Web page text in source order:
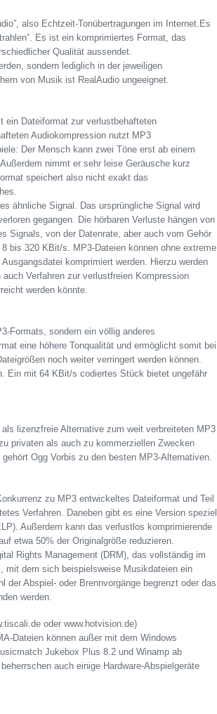
also Echtzeit-Tonübertragungen im Internet.Es
Es ist ein komprimiertes Format, das
Qualität aussendet.
sondern lediglich in der jeweiligen
von Musik ist RealAudio ungeeignet.
ein Dateiformat zur verlustbehafteten
Audiokompression nutzt MP3
Der Mensch kann zwei Töne erst ab einem
nimmt er sehr leise Geräusche kurz
speichert also nicht exakt das
ähnliche Signal. Das ursprüngliche Signal wird
gegangen. Die hörbaren Verluste hängen von
Signals, von der Datenrate, aber auch vom Gehör
bis 320 KBit/s. MP3-Dateien können ohne extreme
komprimiert werden. Hierzu werden
Verfahren zur verlustfreien Kompression
werden könnte.
Formats, sondern ein völlig anderes
eine höhere Tonqualität und ermöglicht somit bei
noch weiter verringert werden können.
Ein mit 64 KBit/s codiertes Stück bietet ungefähr
lizenzfreie Alternative zum weit verbreiteten MP3
privaten als auch zu kommerziellen Zwecken
Ogg Vorbis zu den besten MP3-Alternativen.
zu MP3 entwickeltes Dateiformat und Teil
Verfahren. Daneben gibt es eine Version speziell
Außerdem kann das verlustlos komprimierende
etwa 50% der Originalgröße reduzieren.
Rights Management (DRM), das vollständig im
mit dem sich beispielsweise Musikdateien ein
Abspiel- oder Brennvorgänge begrenzt oder das
werden.
oder www.hotvision.de)
Dateien können außer mit dem Windows
Jukebox Plus 8.2 und Winamp ab
auch einige Hardware-Abspielgeräte